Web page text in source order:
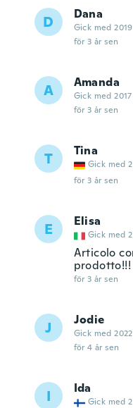
D Dana
Gick med 2019
för 3 år sen
A Amanda
Gick med 2017
för 3 år sen
T Tina
Gick med
för 3 år sen
E Elisa
Gick med
Articolo
prodotto!!!
för 3 år sen
J Jodie
Gick med 2022
för 4 år sen
I Ida
Gick med